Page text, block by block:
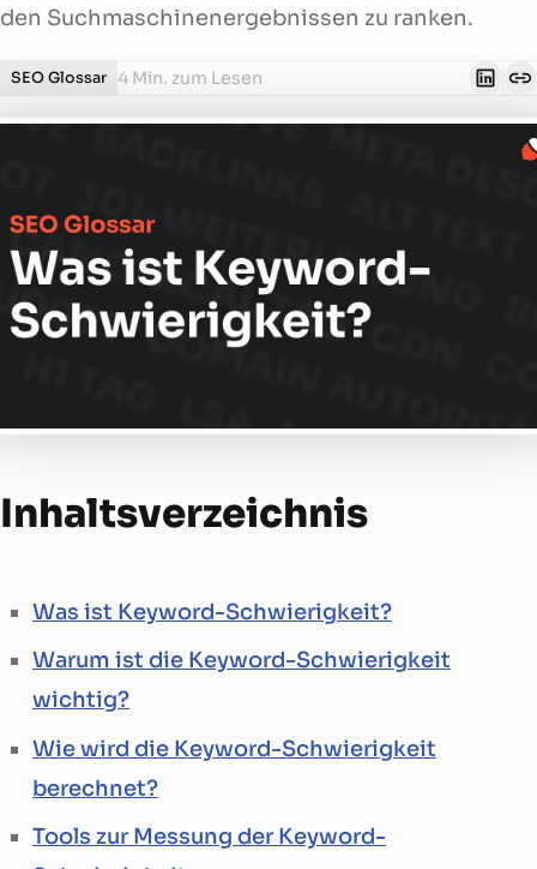
den Suchmaschinenergebnissen zu ranken.
SEO Glossar 4 Min. zum Lesen
Inhalts­verzeichnis
Was ist Keyword-Schwierigkeit?
Warum ist die Keyword-Schwierigkeit
wichtig?
Wie wird die Keyword-Schwierigkeit
berechnet?
Tools zur Messung der Keyword-